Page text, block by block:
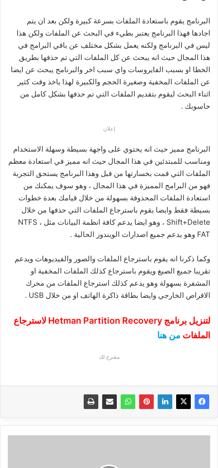
البرنامج يقوم باستعادة الملفات بسرعة كبيرة ولكن بعد ان يتم
اجادها فهذا البرنامج يعتبر بطيء في البحث عن الملفات ولكن هذا
ليس في البرنامج ولكنه يعمل بشكل مختلف عن باقي البرامج في
هذا المجال حيث انه يبحث عن كل الملفات التي تم حذفها بطريق
الخطا او بسبب الفايروسات واي سبب اخر والبرنامج يبحث عن ايضا
عن الملفات المخفية وصغيرة الحجم والكبيرة لهذا ياخذ وقت كثير
اثناء البحث ليقوم بتقديم الملفات التي تم حذفها بشكل كامل من
حاسوبك .
إعلان
البرنامج مميز حيث انه يحتوي على واجهة بسيطة وسهلة الاستخدام
ومناسب للمبتدئين في هذا المجال حيث انه مميز في استعادة معظم
الملفات التي قمت بخسارتها من قبل وهذا البرنامج يستحق التجربة
فهو من البرامج المميزة في هذا المجال ، وهو سوف يمكنك من
استعادة الملفات المحذوفة بسهولة من خلال قيامك بعدة خطوات
بسيطة فقط وايضا يقوم باسترجاع الملفات التي حذفها من خلال
Shift+Delete ، وهو ايضا يدعم كافة انظمة البيانات مثل NTFS ،
FAT وهو يدعم جميع اصدارات الويندوز الحالية .
وكما ذكرنا انه يقوم باسترجاع الملفات والصور والفيديوهات ويدعم
تقريبا جميع الصيغ ويقوم باسترجاع كذلك الملفات المخفية او
المشفرة بسهولة وهو يدعم كذلك استرجاع الملفات من محرك
الاقراص الخارجي وايضا بطاقة ذاكرة الهاتف او من خلال USB .
لتنزيل برنامج Hetman Partition Recovery لاسترجاع
الملفات من هنا
مقترح لك